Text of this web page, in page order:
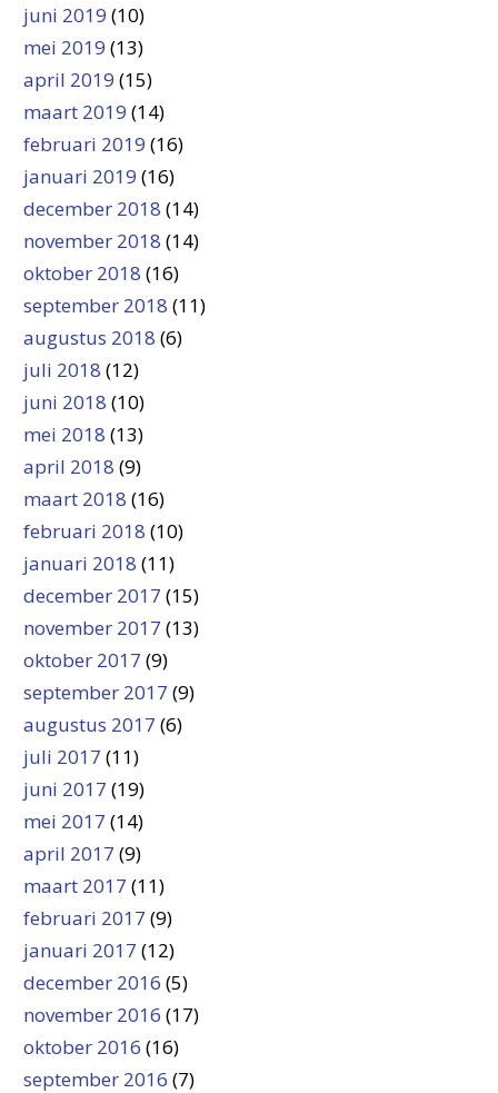
juni 2019 (10)
mei 2019 (13)
april 2019 (15)
maart 2019 (14)
februari 2019 (16)
januari 2019 (16)
december 2018 (14)
november 2018 (14)
oktober 2018 (16)
september 2018 (11)
augustus 2018 (6)
juli 2018 (12)
juni 2018 (10)
mei 2018 (13)
april 2018 (9)
maart 2018 (16)
februari 2018 (10)
januari 2018 (11)
december 2017 (15)
november 2017 (13)
oktober 2017 (9)
september 2017 (9)
augustus 2017 (6)
juli 2017 (11)
juni 2017 (19)
mei 2017 (14)
april 2017 (9)
maart 2017 (11)
februari 2017 (9)
januari 2017 (12)
december 2016 (5)
november 2016 (17)
oktober 2016 (16)
september 2016 (7)